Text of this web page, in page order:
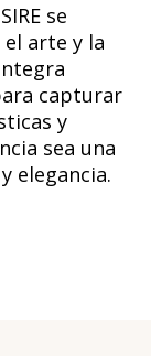
se
arte y la
capturar
y
sea una
elegancia.